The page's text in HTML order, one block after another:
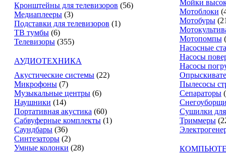
Кронштейны для телевизоров (56)
Медиаплееры (3)
Подставки для телевизоров (1)
ТВ тумбы (6)
Телевизоры (355)
АУДИОТЕХНИКА
Акустические системы (22)
Микрофоны (7)
Музыкальные центры (6)
Наушники (14)
Портативная акустика (60)
Сабвуферные комплекты (1)
Саундбары (36)
Синтезаторы (2)
Умные колонки (28)
Мойки
Мотоблоки
Мотобуры
Мотопомпы
Насосные
Насосы
Насосы
Пылесосы
Сепараторы
Сушилки
Триммеры